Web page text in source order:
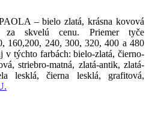
– bielo zlatá, krásna kovová
skvelú cenu. Priemer tyče
160,200, 240, 300, 320, 400 a 480
v týchto farbách:bielo-zlatá, čierno-
striebro-matná, zlatá-antik, zlatá-
lesklá, čierna lesklá, grafitová,